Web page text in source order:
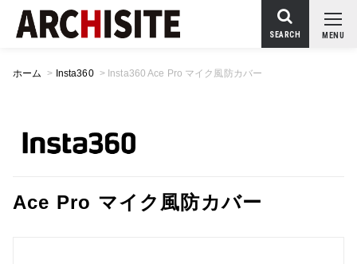
MENU
SEARCH
ホーム > Insta360 > Insta360 Ace Pro マイク風防カバー
Ace Pro マイク風防カバー